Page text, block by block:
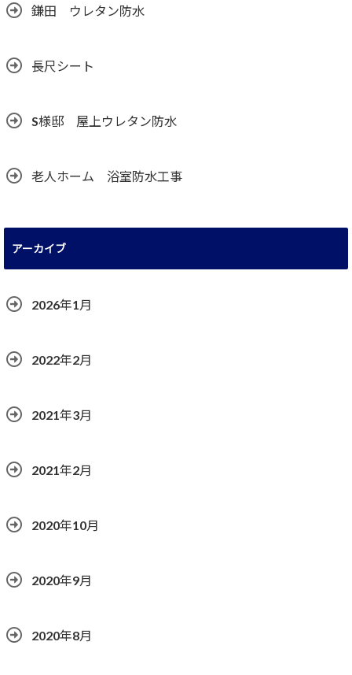
鎌田 ウレタン防水
長尺シート
S様邸 屋上ウレタン防水
老人ホーム 浴室防水工事
アーカイブ
2026年1月
2022年2月
2021年3月
2021年2月
2020年10月
2020年9月
2020年8月